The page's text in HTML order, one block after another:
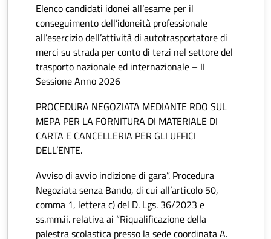
Elenco candidati idonei all’esame per il
conseguimento dell’idoneità professionale
all’esercizio dell’attività di autotrasportatore di
merci su strada per conto di terzi nel settore del
trasporto nazionale ed internazionale – II
Sessione Anno 2026
PROCEDURA NEGOZIATA MEDIANTE RDO SUL
MEPA PER LA FORNITURA DI MATERIALE DI
CARTA E CANCELLERIA PER GLI UFFICI
DELL’ENTE.
Avviso di avvio indizione di gara”. Procedura
Negoziata senza Bando, di cui all’articolo 50,
comma 1, lettera c) del D. Lgs. 36/2023 e
ss.mm.ii. relativa ai “Riqualificazione della
palestra scolastica presso la sede coordinata A.